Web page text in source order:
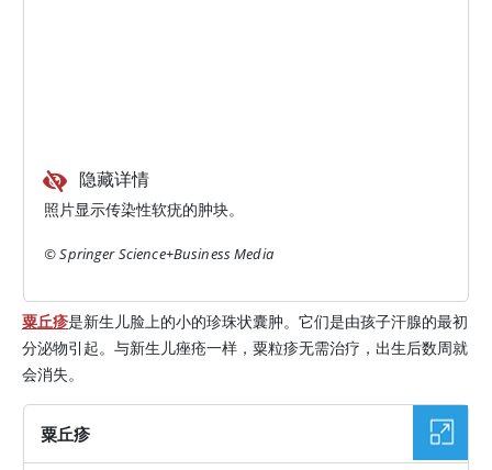
隐藏详情
照片显示传染性软疣的肿块。
© Springer Science+Business Media
粟丘疹是新生儿脸上的小的珍珠状囊肿。它们是由孩子汗腺的最初
分泌物引起。与新生儿痤疮一样，粟粒疹无需治疗，出生后数周就
会消失。
粟丘疹